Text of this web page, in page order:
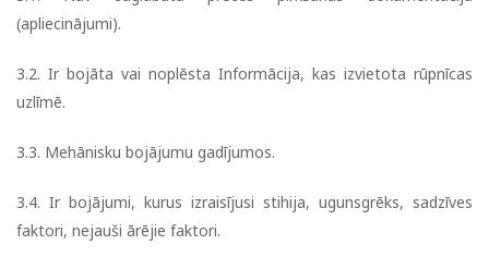
(apliecinājumi).
3.2. Ir bojāta vai noplēsta Informācija, kas izvietota rūpnīcas
uzlīmē.
3.3. Mehānisku bojājumu gadījumos.
3.4. Ir bojājumi, kurus izraisījusi stihija, ugunsgrēks, sadzīves
faktori, nejauši ārējie faktori.